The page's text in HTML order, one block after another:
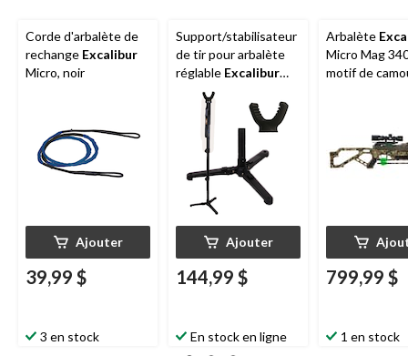
Corde d'arbalète de
rechange Excalibur
Micro, noir
Ajouter
39,99 $
3 en stock
Support/stabilisateur
de tir pour arbalète
réglable Excalibur
Cross-Stix
Ajouter
144,99 $
En stock en ligne
Arbalète
Micro Mag
motif de
799,99 $
1 en stock